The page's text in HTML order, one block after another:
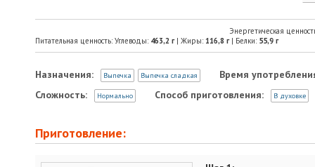
Энергетическая
Питательная ценность: Углеводы: 463,2 г| Жиры: 116,8 г| Белки: 55,9 г
Назначения: Выпечка Выпечка сладкая
Время
Сложность:
Нормально Способ приготовления: В духовке
Приготовление: